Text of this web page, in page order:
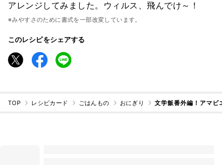
アレンジしてみました。ウィルス、飛んでけ～！
※みやすさのために書式を一部改変しています。
このレシピをシェアする
TOP レシピカード ごはんもの おにぎり 文学飯番外編！アマビ